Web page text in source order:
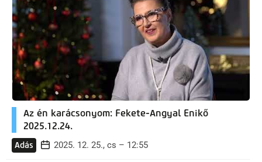
Az én karácsonyom: Fekete-Angyal Enikő
2025.12.24.
Adás 2025. 12. 25., cs – 12:55